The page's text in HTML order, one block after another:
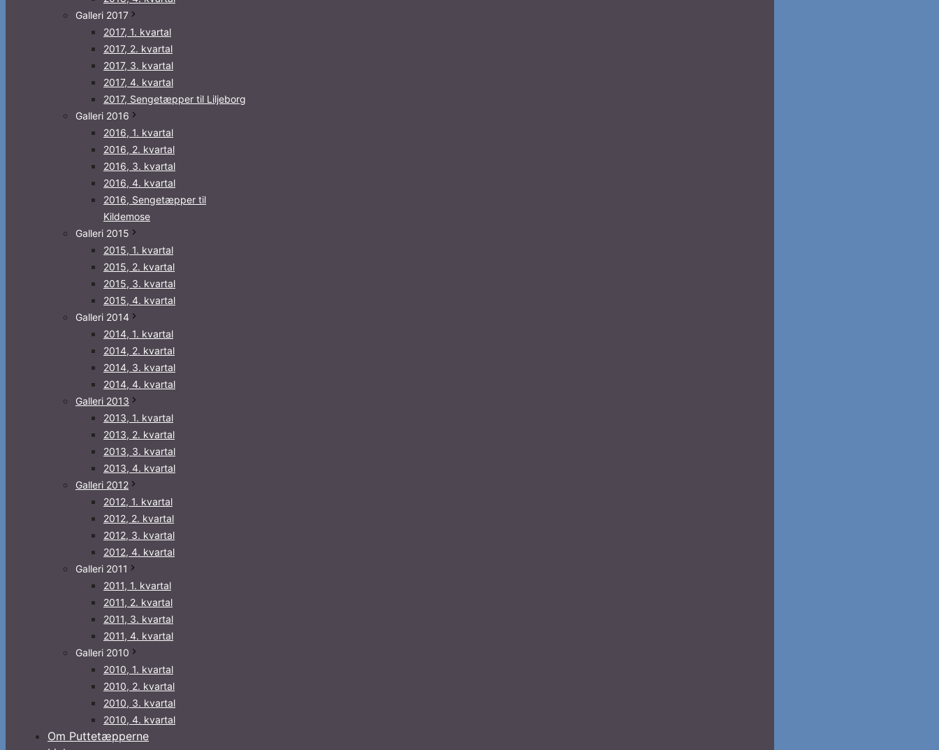
Galleri 2017
2017, 1. kvartal
2017, 2. kvartal
2017, 3. kvartal
2017, 4. kvartal
2017, Sengetæpper til Liljeborg
Galleri 2016
2016, 1. kvartal
2016, 2. kvartal
2016, 3. kvartal
2016, 4. kvartal
2016, Sengetæpper til
Kildemose
Galleri 2015
2015, 1. kvartal
2015, 2. kvartal
2015, 3. kvartal
2015, 4. kvartal
Galleri 2014
2014, 1. kvartal
2014, 2. kvartal
2014, 3. kvartal
2014, 4. kvartal
Galleri 2013
2013, 1. kvartal
2013, 2. kvartal
2013, 3. kvartal
2013, 4. kvartal
Galleri 2012
2012, 1. kvartal
2012, 2. kvartal
2012, 3. kvartal
2012, 4. kvartal
Galleri 2011
2011, 1. kvartal
2011, 2. kvartal
2011, 3. kvartal
2011, 4. kvartal
Galleri 2010
2010, 1. kvartal
2010, 2. kvartal
2010, 3. kvartal
2010, 4. kvartal
Om Puttetæpperne